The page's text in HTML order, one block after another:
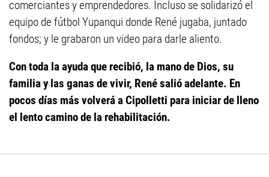
comerciantes y emprendedores. Incluso se solidarizó el
equipo de fútbol Yupanqui donde René jugaba, juntado
fondos; y le grabaron un video para darle aliento.
Con toda la ayuda que recibió, la mano de Dios, su
familia y las ganas de vivir, René salió adelante. En
pocos días más volverá a Cipolletti para iniciar de lleno
el lento camino de la rehabilitación.